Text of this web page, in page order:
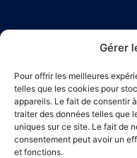
Gérer
Pour offrir les meilleures
telles que les cookies pour
appareils. Le fait de consentir
traiter des données telles que
uniques sur ce site. Le fait de
consentement peut avoir un
et fonctions.